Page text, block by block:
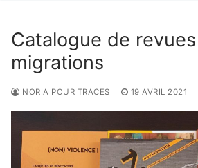
Catalogue de
migrations
NORIA POUR TRACES 19 AVRIL 2021